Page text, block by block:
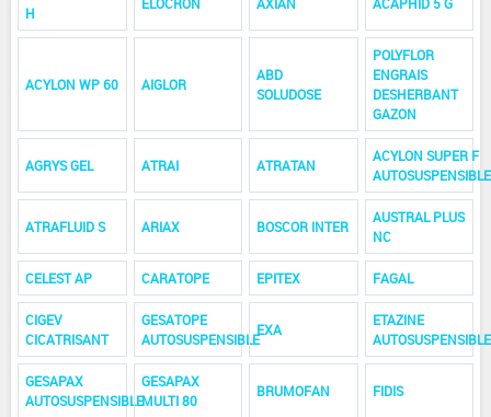
H
ACYLON WP 60 AIGLOR
ABD
SOLUDOSE
POLYFLOR
ENGRAIS
DESHERBANT
GAZON
AGRYS GEL ATRAI ATRATAN
ACYLON SUPER F
AUTOSUSPENSIBLE
ATRAFLUID S ARIAX BOSCOR INTER
AUSTRAL PLUS
NC
CELEST AP CARATOPE EPITEX FAGAL
CIGEV
CICATRISANT
GESATOPE
AUTOSUSPENSIBLE
EXA
ETAZINE
AUTOSUSPENSIBLE
GESAPAX
AUTOSUSPENSIBLE
GESAPAX
MULTI 80
BRUMOFAN FIDIS